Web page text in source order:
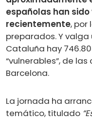
españolas han
recientemente, por
preparados. Y
Cataluña hay
“vulnerables”, de
Barcelona.
La jornada ha
temático, titulado